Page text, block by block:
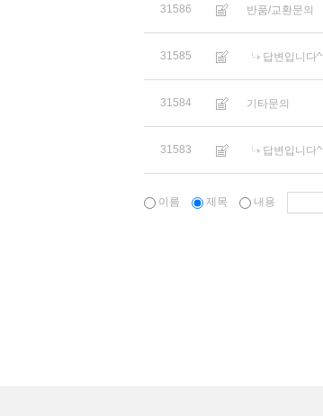
31586 반품/교환문의
31585 답변입니다
31584 기타문의
31583 답변입니다
이름 제목 내용